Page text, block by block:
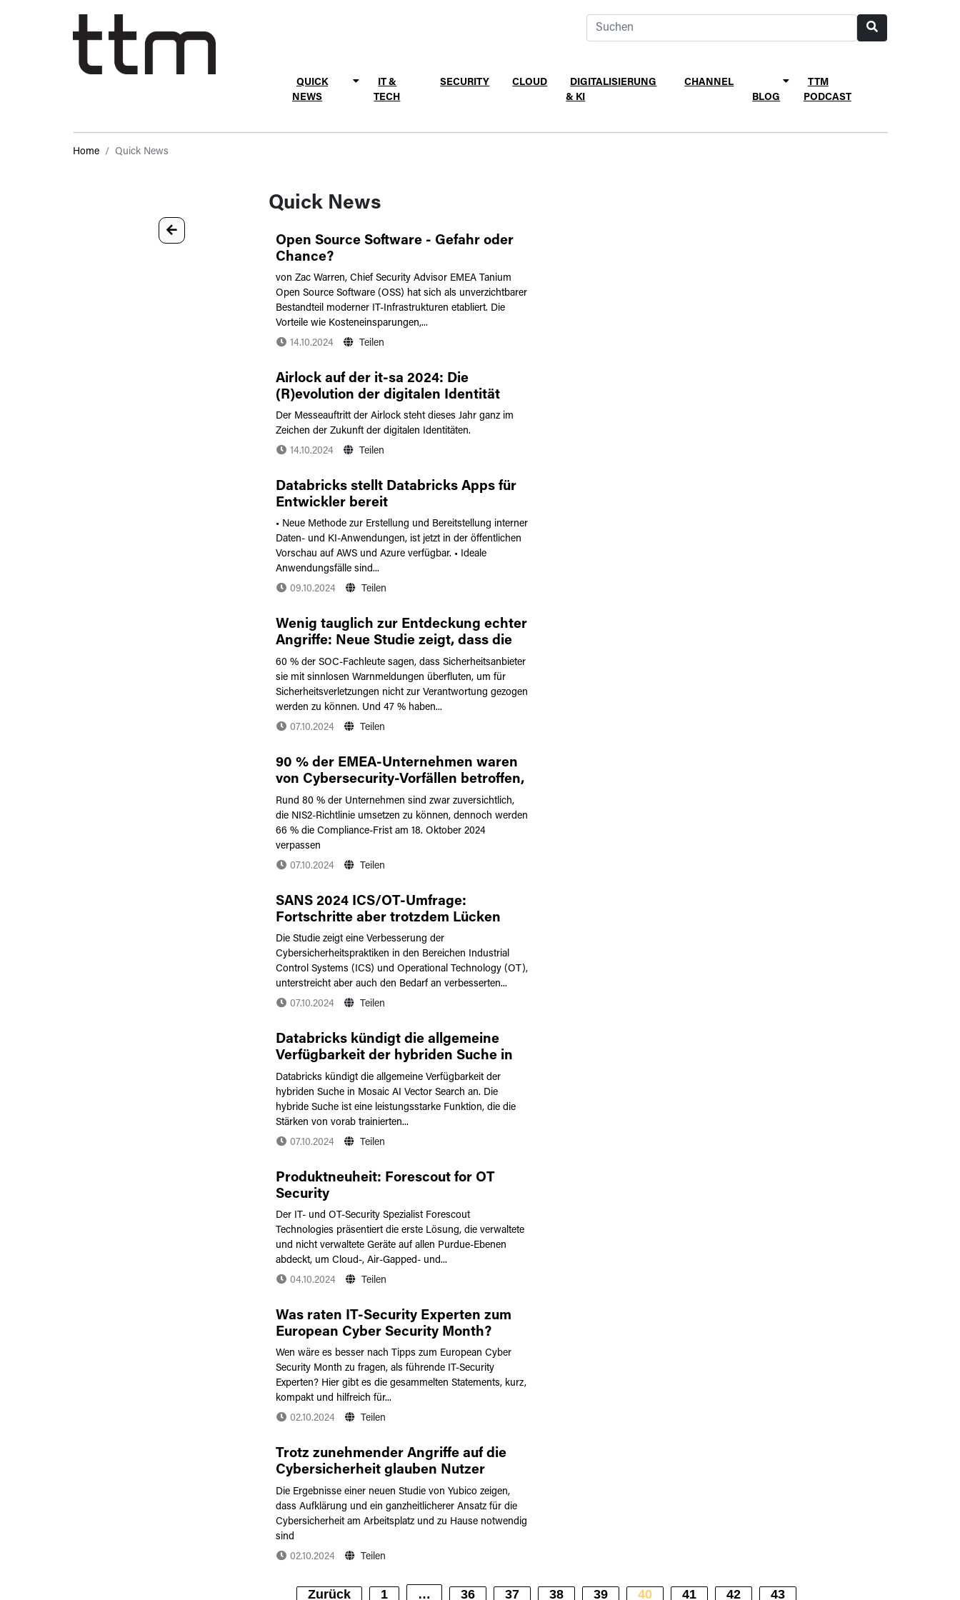
QUICK
NEWS
IT &
TECH
SECURITY CLOUD
DIGITALISIERUNG
& KI
CHANNEL
BLOG
TTM
PODCAST
Home Quick News
Quick News
Open Source Software - Gefahr oder
Chance?
von Zac Warren, Chief Security Advisor EMEA Tanium
Open Source Software (OSS) hat sich als unverzichtbarer
Bestandteil moderner IT-Infrastrukturen etabliert. Die
Vorteile wie Kosteneinsparungen,...
14.10.2024
Teilen
Airlock auf der it-sa 2024: Die
(R)evolution der digitalen Identität
Der Messeauftritt der Airlock steht dieses Jahr ganz im
Zeichen der Zukunft der digitalen Identitäten.
14.10.2024
Teilen
Databricks stellt Databricks Apps für
Entwickler bereit
• Neue Methode zur Erstellung und Bereitstellung interner
Daten- und KI-Anwendungen, ist jetzt in der öffentlichen
Vorschau auf AWS und Azure verfügbar. • Ideale
Anwendungsfälle sind...
09.10.2024
Teilen
Wenig tauglich zur Entdeckung echter
Angriffe: Neue Studie zeigt, dass die
SOC-Teams ihren Tools zur
Bedrohungserkennung zunehmend
misstrauen
60 % der SOC-Fachleute sagen, dass Sicherheitsanbieter
sie mit sinnlosen Warnmeldungen überfluten, um für
Sicherheitsverletzungen nicht zur Verantwortung gezogen
werden zu können. Und 47 % haben...
07.10.2024
Teilen
90 % der EMEA-Unternehmen waren
von Cybersecurity-Vorfällen betroffen,
die NIS2 hätte verhindern können, wie
eine Umfrage von Veeam zeigt
Rund 80 % der Unternehmen sind zwar zuversichtlich,
die NIS2-Richtlinie umsetzen zu können, dennoch werden
66 % die Compliance-Frist am 18. Oktober 2024
verpassen
07.10.2024
Teilen
SANS 2024 ICS/OT-Umfrage:
Fortschritte aber trotzdem Lücken
Die Studie zeigt eine Verbesserung der
Cybersicherheitspraktiken in den Bereichen Industrial
Control Systems (ICS) und Operational Technology (OT),
unterstreicht aber auch den Bedarf an verbesserten...
07.10.2024
Teilen
Databricks kündigt die allgemeine
Verfügbarkeit der hybriden Suche in
Mosaic AI Vector Search an
Databricks kündigt die allgemeine Verfügbarkeit der
hybriden Suche in Mosaic AI Vector Search an. Die
hybride Suche ist eine leistungsstarke Funktion, die die
Stärken von vorab trainierten...
07.10.2024
Teilen
Produktneuheit: Forescout for OT
Security
Der IT- und OT-Security Spezialist Forescout
Technologies präsentiert die erste Lösung, die verwaltete
und nicht verwaltete Geräte auf allen Purdue-Ebenen
abdeckt, um Cloud-, Air-Gapped- und...
04.10.2024
Teilen
Was raten IT-Security Experten zum
European Cyber Security Month?
Wen wäre es besser nach Tipps zum European Cyber
Security Month zu fragen, als führende IT-Security
Experten? Hier gibt es die gesammelten Statements, kurz,
kompakt und hilfreich für...
02.10.2024
Teilen
Trotz zunehmender Angriffe auf die
Cybersicherheit glauben Nutzer
immer noch, dass veraltete
Benutzernamen und Passwörter stark
genug sind
Die Ergebnisse einer neuen Studie von Yubico zeigen,
dass Aufklärung und ein ganzheitlicherer Ansatz für die
Cybersicherheit am Arbeitsplatz und zu Hause notwendig
sind
02.10.2024
Teilen
Zurück 1 … 36 37 38 39 40 41 42 43